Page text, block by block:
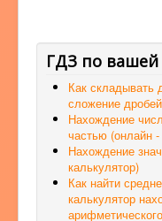
ГДЗ по
Как складывать
сложение дробей
Нахождение
частью (онлайн -
Нахождение
калькулятор)
Как найти
калькулятор